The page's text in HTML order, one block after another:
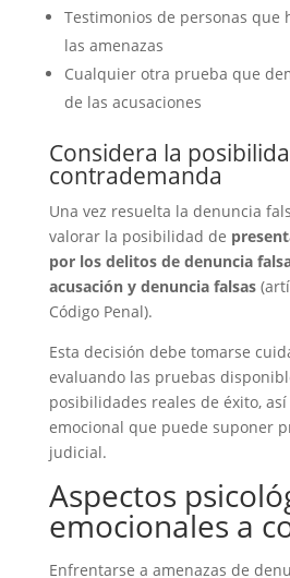
Testimonios de personas que
las amenazas
Cualquier otra prueba que
de las acusaciones
Considera la
contrademanda
Una vez resuelta la denuncia
valorar la posibilidad de
por los delitos de denuncia
acusación y denuncia falsas
Código Penal).
Esta decisión debe tomarse
evaluando las pruebas
posibilidades reales de éxito,
emocional que puede suponer
judicial.
Aspectos
emocionales a
Enfrentarse a amenazas de